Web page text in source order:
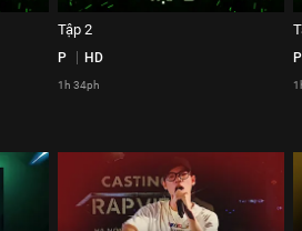
Tập 2
P HD
1h 34ph
P